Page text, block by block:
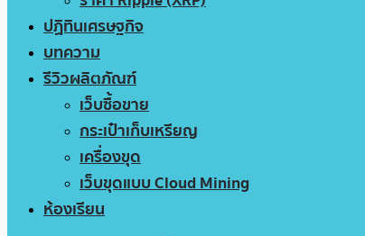
ปฏิทินเศรษฐกิจ
บทความ
รีวิวผลิตภัณฑ์
เว็บซื้อขาย
กระเป๋าเก็บเหรียญ
เครื่องขุด
เว็บขุดแบบ Cloud Mining
ห้องเรียน